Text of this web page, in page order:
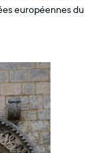
européennes du